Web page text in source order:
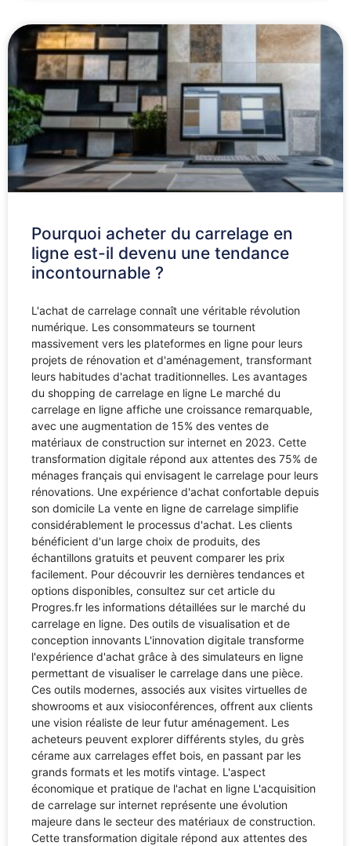
Pourquoi acheter du carrelage en
ligne est-il devenu une tendance
incontournable ?
L'achat de carrelage connaît une véritable révolution
numérique. Les consommateurs se tournent
massivement vers les plateformes en ligne pour leurs
projets de rénovation et d'aménagement, transformant
leurs habitudes d'achat traditionnelles. Les avantages
du shopping de carrelage en ligne Le marché du
carrelage en ligne affiche une croissance remarquable,
avec une augmentation de 15% des ventes de
matériaux de construction sur internet en 2023. Cette
transformation digitale répond aux attentes des 75% de
ménages français qui envisagent le carrelage pour leurs
rénovations. Une expérience d'achat confortable depuis
son domicile La vente en ligne de carrelage simplifie
considérablement le processus d'achat. Les clients
bénéficient d'un large choix de produits, des
échantillons gratuits et peuvent comparer les prix
facilement. Pour découvrir les dernières tendances et
options disponibles, consultez sur cet article du
Progres.fr les informations détaillées sur le marché du
carrelage en ligne. Des outils de visualisation et de
conception innovants L'innovation digitale transforme
l'expérience d'achat grâce à des simulateurs en ligne
permettant de visualiser le carrelage dans une pièce.
Ces outils modernes, associés aux visites virtuelles de
showrooms et aux visioconférences, offrent aux clients
une vision réaliste de leur futur aménagement. Les
acheteurs peuvent explorer différents styles, du grès
cérame aux carrelages effet bois, en passant par les
grands formats et les motifs vintage. L'aspect
économique et pratique de l'achat en ligne L'acquisition
de carrelage sur internet représente une évolution
majeure dans le secteur des matériaux de construction.
Cette transformation digitale répond aux attentes des